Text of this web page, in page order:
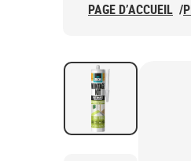
PAGE D’ACCUEIL /